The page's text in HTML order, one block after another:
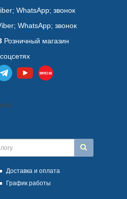
WhatsАpp; звонок
WhatsАpp; звонок
Розничный магазин
Доставка и оплата
График работы